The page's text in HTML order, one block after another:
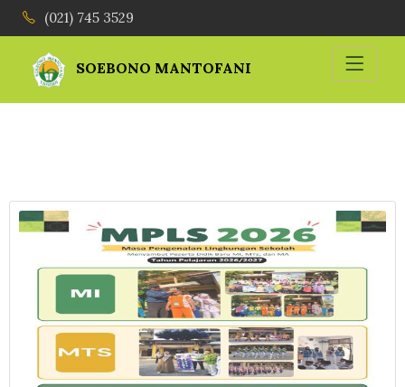
(021) 745 3529
SOEBONO MANTOFANI